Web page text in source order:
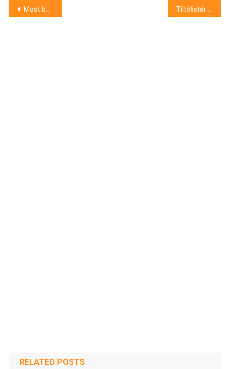
Bejegyzés
Most bepillanthatunk Keleti Andrea mesés otthonába
RELATED POSTS